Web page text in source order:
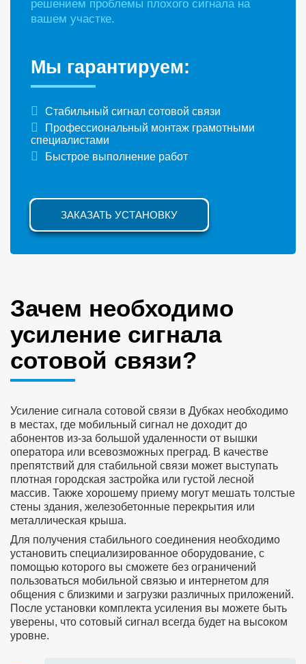
решением проблемы плохого сигнала на
вашем участке.
Мы гарантируем:
Стабильный сигнал сотовой связи
Профессиональный монтаж грамотными
специалистами
Быстрое выполнение работ
ЗАКАЗАТЬ УСТАНОВКУ
Зачем необходимо
усиление сигнала
сотовой связи?
Усиление сигнала сотовой связи в Дубках необходимо
в местах, где мобильный сигнал не доходит до
абонентов из-за большой удаленности от вышки
оператора или всевозможных преград. В качестве
препятствий для стабильной связи может выступать
плотная городская застройка или густой лесной
массив. Также хорошему приему могут мешать толстые
стены здания, железобетонные перекрытия или
металлическая крыша.
Для получения стабильного соединения необходимо
установить специализированное оборудование, с
помощью которого вы сможете без ограничений
пользоваться мобильной связью и интернетом для
общения с близкими и загрузки различных приложений.
После установки комплекта усиления вы можете быть
уверены, что сотовый сигнал всегда будет на высоком
уровне.